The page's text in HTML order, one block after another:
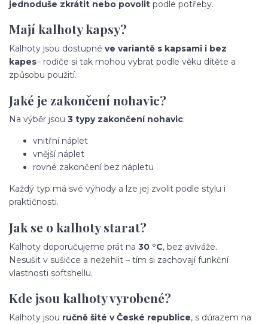
jednoduše zkrátit nebo povolit podle potřeby.
Mají kalhoty kapsy?
Kalhoty jsou dostupné ve variantě s kapsami i bez
kapes– rodiče si tak mohou vybrat podle věku dítěte a
způsobu použití.
Jaké je zakončení nohavic?
Na výběr jsou 3 typy zakončení nohavic:
vnitřní náplet
vnější náplet
rovné zakončení bez nápletu
Každý typ má své výhody a lze jej zvolit podle stylu i
praktičnosti.
Jak se o kalhoty starat?
Kalhoty doporučujeme prát na 30 °C, bez aviváže.
Nesušit v sušičce a nežehlit – tím si zachovají funkční
vlastnosti softshellu.
Kde jsou kalhoty vyrobené?
Kalhoty jsou ručně šité v České republice, s důrazem na